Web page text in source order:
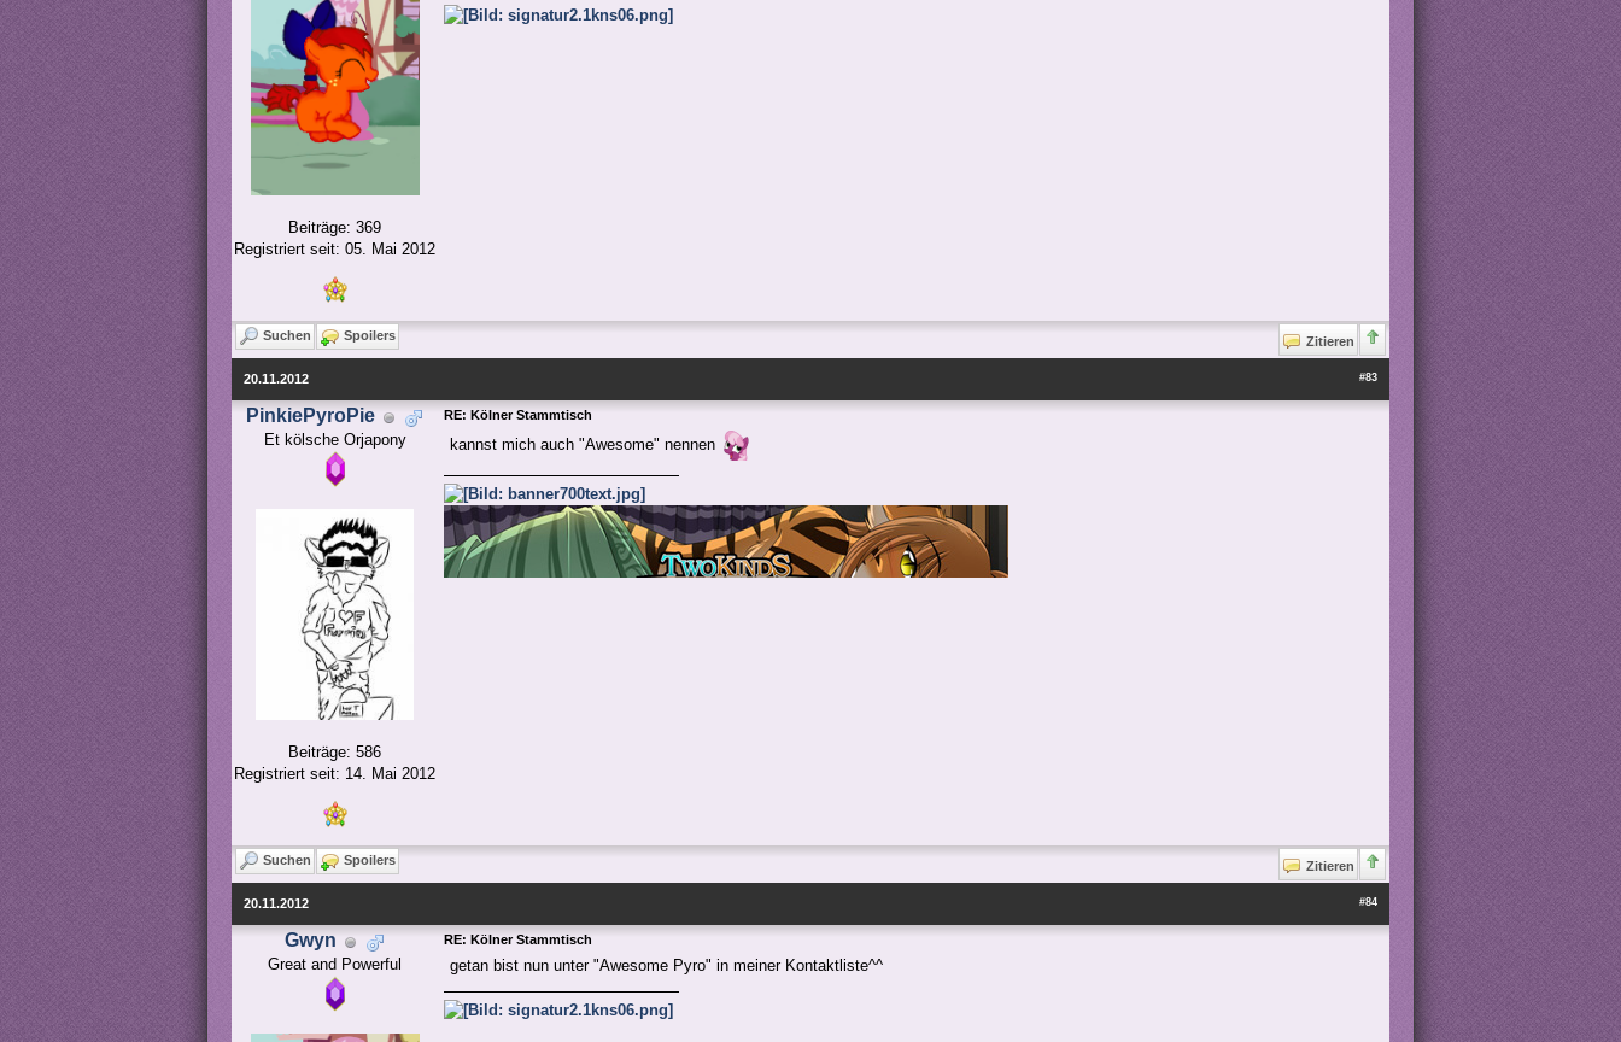
Beiträge: 369
Registriert seit: 05. Mai 2012
Suchen Spoilers Zitieren
#83
20.11.2012
PinkiePyroPie
Et kölsche Orjapony
Beiträge: 586
Registriert seit: 14. Mai 2012
RE: Kölner Stammtisch
kannst mich auch "Awesome" nennen
Suchen Spoilers Zitieren
#84
20.11.2012
Gwyn
Great and Powerful
RE: Kölner Stammtisch
getan bist nun unter "Awesome Pyro" in meiner Kontaktliste^^